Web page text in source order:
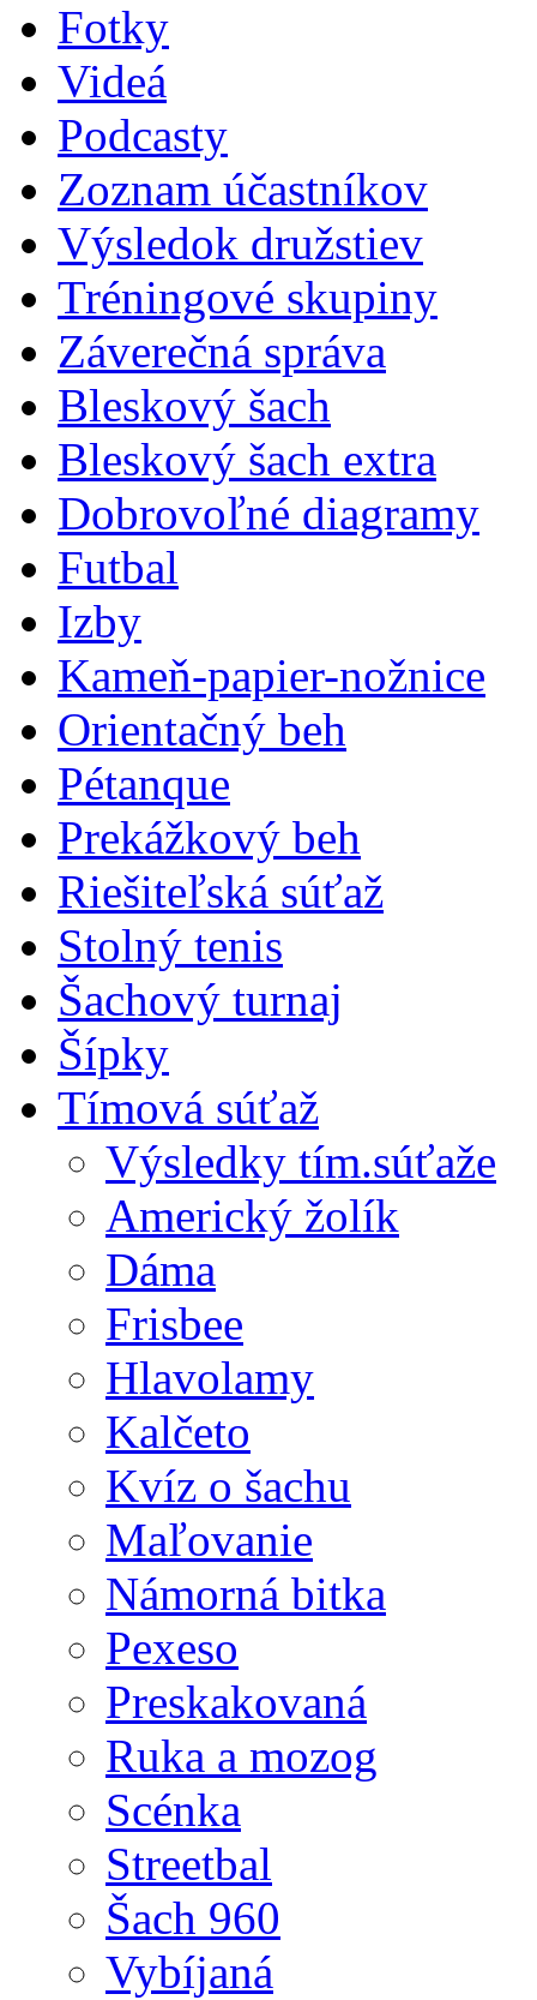
Fotky
Videá
Podcasty
Zoznam účastníkov
Výsledok družstiev
Tréningové skupiny
Záverečná správa
Bleskový šach
Bleskový šach extra
Dobrovoľné diagramy
Futbal
Izby
Kameň-papier-nožnice
Orientačný beh
Pétanque
Prekážkový beh
Riešiteľská súťaž
Stolný tenis
Šachový turnaj
Šípky
Tímová súťaž
Výsledky tím.súťaže
Americký žolík
Dáma
Frisbee
Hlavolamy
Kalčeto
Kvíz o šachu
Maľovanie
Námorná bitka
Pexeso
Preskakovaná
Ruka a mozog
Scénka
Streetbal
Šach 960
Vybíjaná